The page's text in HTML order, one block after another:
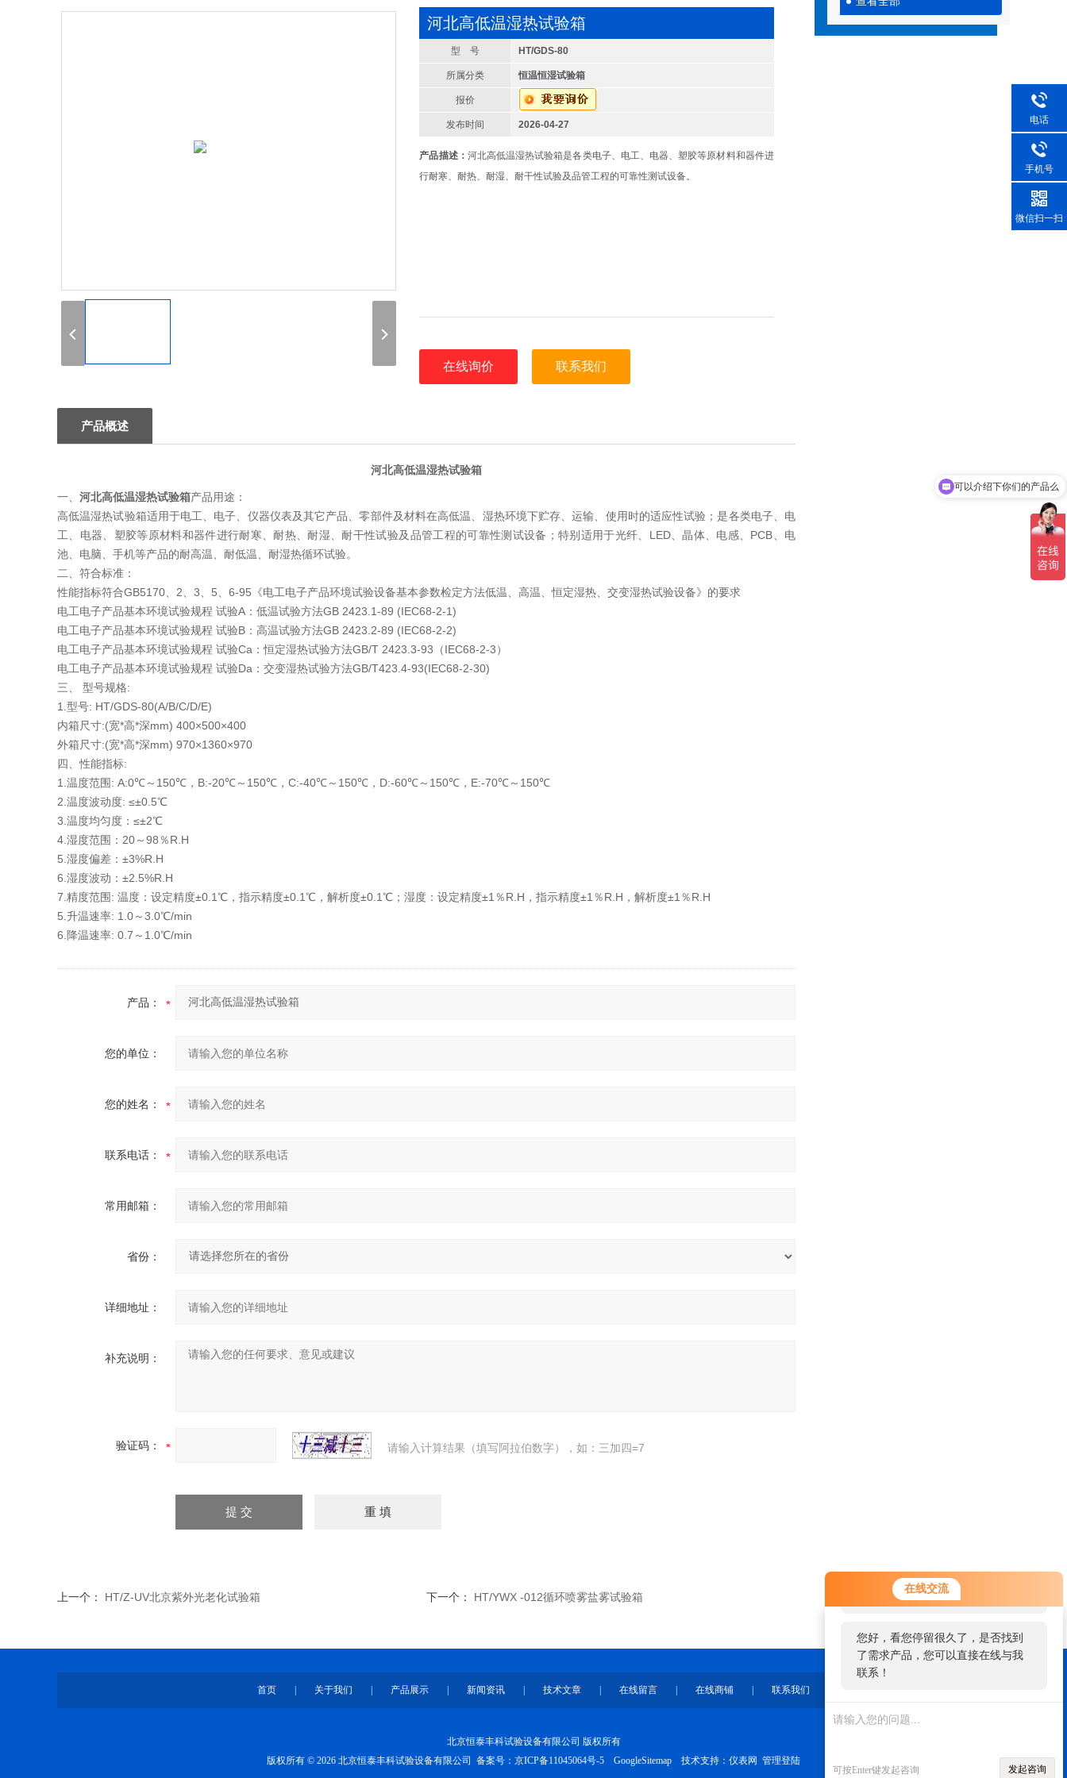
在线交流
您好！欢迎前来咨询，很高兴为您
服务，请问您要咨询什么问题呢？
您好，看您停留很久了，是否找到
了需求产品，您可以直接在线与我
联系！
可按Enter键发起咨询 发起咨询
河北高低温湿热试验箱
型 号 HT/GDS-80
所属分类 恒温恒湿试验箱
报价
发布时间 2026-04-27
产品描述： 河北高低温湿热试验箱是各类电子、电工、电器、塑胶等原材料和器件进
行耐寒、耐热、耐湿、耐干性试验及品管工程的可靠性测试设备。
在线询价 联系我们
产品概述
河北高低温湿热试验箱
一、 河北高低温湿热试验箱产品用途：
高低温湿热试验箱适用于电工、电子、仪器仪表及其它产品、零部件及材料在高低温、湿热环境下贮存、运输、使用时的适应性试验；是各类电子、电
工、电器、塑胶等原材料和器件进行耐寒、耐热、耐湿、耐干性试验及品管工程的可靠性测试设备；特别适用于光纤、LED、晶体、电感、PCB、电
池、电脑、手机等产品的耐高温、耐低温、耐湿热循环试验。
二、符合标准：
性能指标符合GB5170、2、3、5、6-95《电工电子产品环境试验设备基本参数检定方法低温、高温、恒定湿热、交变湿热试验设备》的要求
电工电子产品基本环境试验规程 试验A：低温试验方法GB 2423.1-89 (IEC68-2-1)
电工电子产品基本环境试验规程 试验B：高温试验方法GB 2423.2-89 (IEC68-2-2)
电工电子产品基本环境试验规程 试验Ca：恒定湿热试验方法GB/T 2423.3-93（IEC68-2-3）
电工电子产品基本环境试验规程 试验Da：交变湿热试验方法GB/T423.4-93(IEC68-2-30)
三、
型号规格:
1.型号: HT/GDS-80(A/B/C/D/E)
内箱尺寸:(宽*高*深mm) 400×500×400
外箱尺寸:(宽*高*深mm) 970×1360×970
四、性能指标:
1.温度范围: A:0℃～150℃，B:-20℃～150℃，C:-40℃～150℃，D:-60℃～150℃，E:-70℃～150℃
2.温度波动度: ≤±0.5℃
3.温度均匀度：≤±2℃
4.湿度范围：20～98％R.H
5.湿度偏差：±3%R.H
6.湿度波动：±2.5%R.H
7.精度范围: 温度：设定精度±0.1℃，指示精度±0.1℃，解析度±0.1℃；湿度：设定精度±1％R.H，指示精度±1％R.H，解析度±1％R.H
5.升温速率: 1.0～3.0℃/min
6.降温速率: 0.7～1.0℃/min
产品：
您的单位：
您的姓名：
联系电话：
常用邮箱：
省份：
详细地址：
补充说明：
验证码： 请输入计算结果（填写阿拉伯数字），如：三加四=7
上一个： HT/Z-UV北京紫外光老化试验箱 下一个： HT/YWX -012循环喷雾盐雾试验箱
首页 关于我们 产品展示 新闻资讯 技术文章 在线留言 在线商铺 联系我们
北京恒泰丰科试验设备有限公司 版权所有
版权所有 © 2026 北京恒泰丰科试验设备有限公司 备案号： 京ICP备11045064号-5 GoogleSitemap 技术支持： 仪表网 管理登陆
电话
手机号
微信扫一扫
可以介绍下你们的产品么
你们是怎么收费的呢